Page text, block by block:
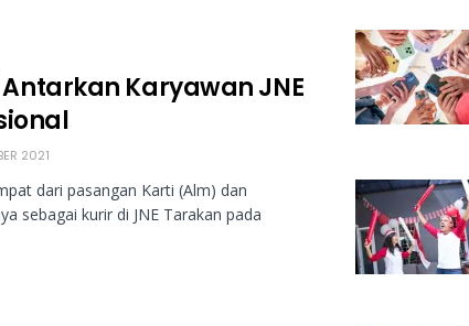
Karyawan JNE
2021
dari pasangan Karti (Alm) dan
sebagai kurir di JNE Tarakan pada